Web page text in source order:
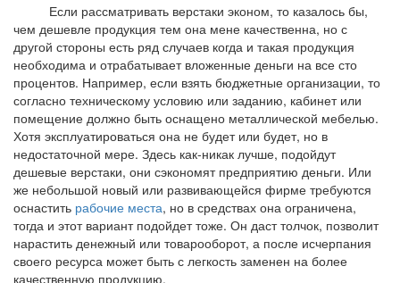
Если рассматривать верстаки эконом, то казалось бы,
чем дешевле продукция тем она мене качественна, но с
другой стороны есть ряд случаев когда и такая продукция
необходима и отрабатывает вложенные деньги на все сто
процентов. Например, если взять бюджетные организации, то
согласно техническому условию или заданию, кабинет или
помещение должно быть оснащено металлической мебелью.
Хотя эксплуатироваться она не будет или будет, но в
недостаточной мере. Здесь как-никак лучше, подойдут
дешевые верстаки, они сэкономят предприятию деньги. Или
же небольшой новый или развивающейся фирме требуются
оснастить рабочие места, но в средствах она ограничена,
тогда и этот вариант подойдет тоже. Он даст толчок, позволит
нарастить денежный или товарооборот, а после исчерпания
своего ресурса может быть с легкость заменен на более
качественную продукцию.